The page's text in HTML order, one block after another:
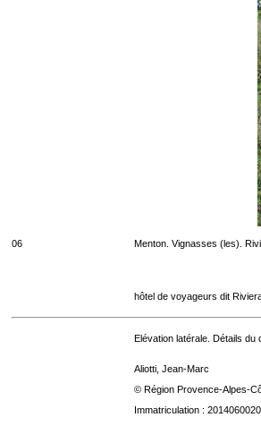
06 Menton. Vignasses (les).
hôtel de voyageurs dit
Elévation latérale. Détails du
Aliotti, Jean-Marc
© Région Provence-Alpes-
Immatriculation :